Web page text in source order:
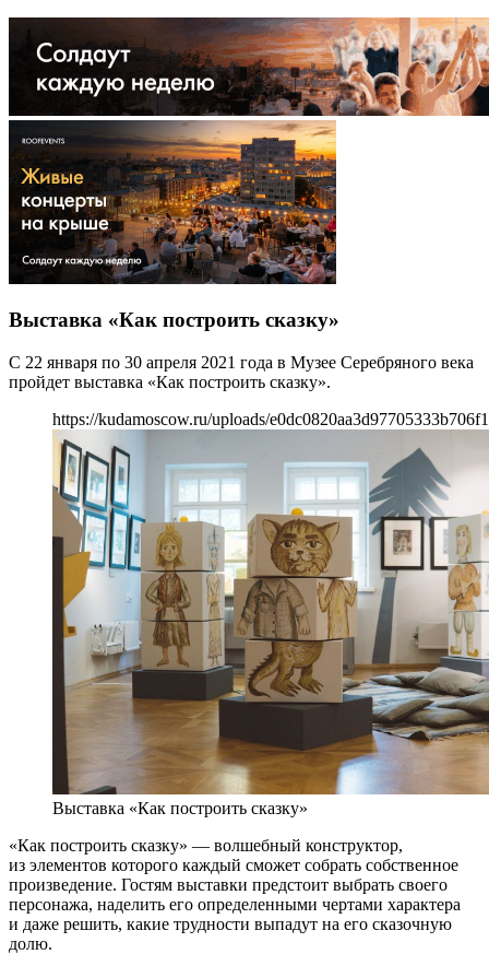
Выставка «Как построить сказку»
С 22 января по 30 апреля 2021 года в Музее Серебряного века
пройдет выставка «Как построить сказку».
https://kudamoscow.ru/uploads/
Выставка «Как построить сказку»
«Как построить сказку» — волшебный конструктор,
из элементов которого каждый сможет собрать собственное
произведение. Гостям выставки предстоит выбрать своего
персонажа, наделить его определенными чертами характера
и даже решить, какие трудности выпадут на его сказочную
долю.